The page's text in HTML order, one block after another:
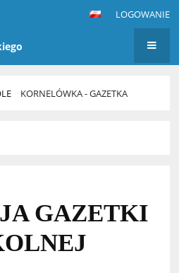
LOGOWANIE
KORNELÓWKA - GAZETKA
GAZETKI